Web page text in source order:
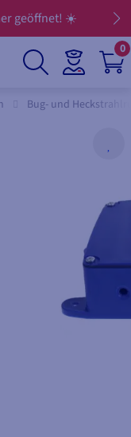
geöffnet! ☀️
0
Bug- und